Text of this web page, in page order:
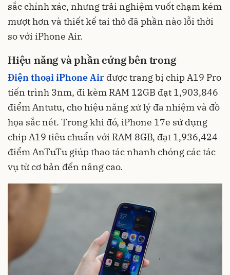
sắc chính xác, nhưng trải nghiệm vuốt chạm kém
mượt hơn và thiết kế tai thỏ đã phần nào lỗi thời
so với iPhone Air.
Hiệu năng và phần cứng bên trong
Điện thoại iPhone Air được trang bị chip A19 Pro
tiến trình 3nm, đi kèm RAM 12GB đạt 1,903,846
điểm Antutu, cho hiệu năng xử lý đa nhiệm và đồ
họa sắc nét. Trong khi đó, iPhone 17e sử dụng
chip A19 tiêu chuẩn với RAM 8GB, đạt 1,936,424
điểm AnTuTu giúp thao tác nhanh chóng các tác
vụ từ cơ bản đến nâng cao.